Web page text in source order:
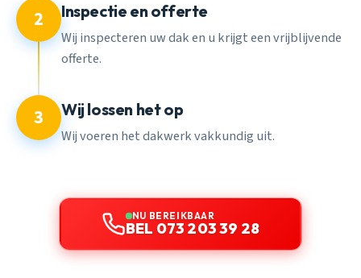
2 Inspectie en offerte
Wij inspecteren uw dak en u krijgt een vrijblijvende
offerte.
3 Wij lossen het op
Wij voeren het dakwerk vakkundig uit.
NU BEREIKBAAR
BEL 073 203 39 28